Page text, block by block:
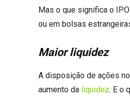
Mas o que significa o
ou em bolsas
Maior liquidez
A disposição de ações
aumento da liquidez. E o